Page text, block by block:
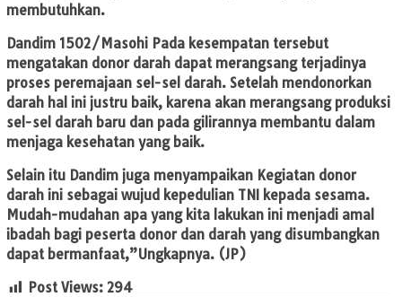
membutuhkan.
Dandim 1502/Masohi Pada kesempatan tersebut
mengatakan donor darah dapat merangsang terjadinya
proses peremajaan sel-sel darah. Setelah mendonorkan
darah hal ini justru baik, karena akan merangsang produksi
sel-sel darah baru dan pada gilirannya membantu dalam
menjaga kesehatan yang baik.
Selain itu Dandim juga menyampaikan Kegiatan donor
darah ini sebagai wujud kepedulian TNI kepada sesama.
Mudah-mudahan apa yang kita lakukan ini menjadi amal
ibadah bagi peserta donor dan darah yang disumbangkan
dapat bermanfaat,”Ungkapnya. (JP)
Post Views: 294